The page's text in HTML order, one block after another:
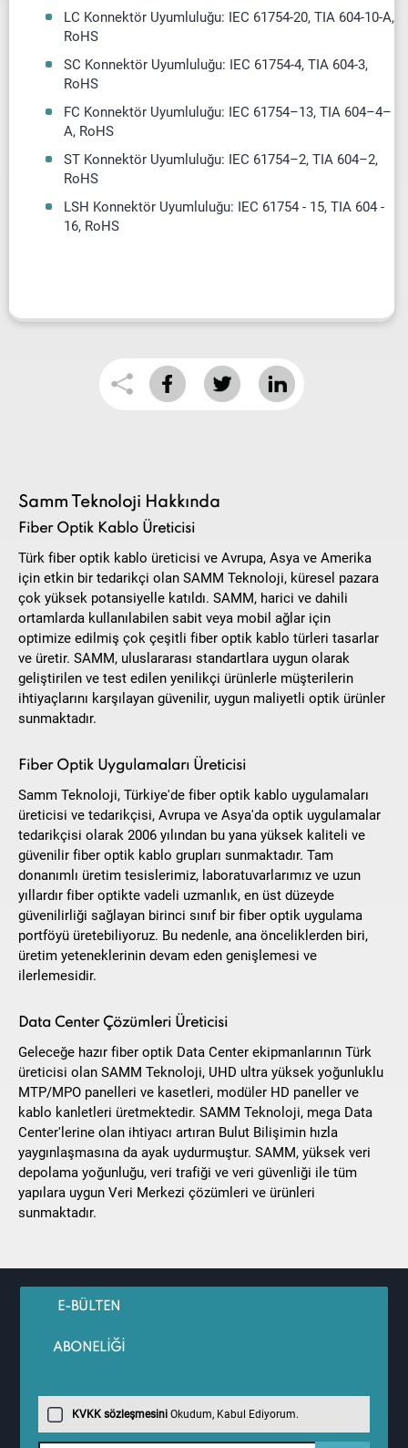
LC Konnektör Uyumluluğu: IEC 61754-20, TIA 604-10-A,
RoHS
SC Konnektör Uyumluluğu: IEC 61754-4, TIA 604-3,
RoHS
FC Konnektör Uyumluluğu: IEC 61754–13, TIA 604–4–
A, RoHS
ST Konnektör Uyumluluğu: IEC 61754–2, TIA 604–2,
RoHS
LSH Konnektör Uyumluluğu: IEC 61754 - 15, TIA 604 -
16, RoHS
Samm Teknoloji Hakkında
Fiber Optik Kablo Üreticisi
Türk fiber optik kablo üreticisi ve Avrupa, Asya ve Amerika
için etkin bir tedarikçi olan SAMM Teknoloji, küresel pazara
çok yüksek potansiyelle katıldı. SAMM, harici ve dahili
ortamlarda kullanılabilen sabit veya mobil ağlar için
optimize edilmiş çok çeşitli fiber optik kablo türleri tasarlar
ve üretir. SAMM, uluslararası standartlara uygun olarak
geliştirilen ve test edilen yenilikçi ürünlerle müşterilerin
ihtiyaçlarını karşılayan güvenilir, uygun maliyetli optik ürünler
sunmaktadır.
Fiber Optik Uygulamaları Üreticisi
Samm Teknoloji, Türkiye'de fiber optik kablo uygulamaları
üreticisi ve tedarikçisi, Avrupa ve Asya'da optik uygulamalar
tedarikçisi olarak 2006 yılından bu yana yüksek kaliteli ve
güvenilir fiber optik kablo grupları sunmaktadır. Tam
donanımlı üretim tesislerimiz, laboratuvarlarımız ve uzun
yıllardır fiber optikte vadeli uzmanlık, en üst düzeyde
güvenilirliği sağlayan birinci sınıf bir fiber optik uygulama
portföyü üretebiliyoruz. Bu nedenle, ana önceliklerden biri,
üretim yeteneklerinin devam eden genişlemesi ve
ilerlemesidir.
Data Center Çözümleri Üreticisi
Geleceğe hazır fiber optik Data Center ekipmanlarının Türk
üreticisi olan SAMM Teknoloji, UHD ultra yüksek yoğunluklu
MTP/MPO panelleri ve kasetleri, modüler HD paneller ve
kablo kanletleri üretmektedir. SAMM Teknoloji, mega Data
Center'lerine olan ihtiyacı artıran Bulut Bilişimin hızla
yaygınlaşmasına da ayak uydurmuştur. SAMM, yüksek veri
depolama yoğunluğu, veri trafiği ve veri güvenliği ile tüm
yapılara uygun Veri Merkezi çözümleri ve ürünleri
sunmaktadır.
E-BÜLTEN
ABONELİĞİ
KVKK sözleşmesini Okudum, Kabul Ediyorum.